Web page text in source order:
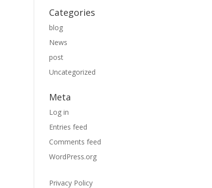
Categories
blog
News
post
Uncategorized
Meta
Log in
Entries feed
Comments feed
WordPress.org
Privacy Policy